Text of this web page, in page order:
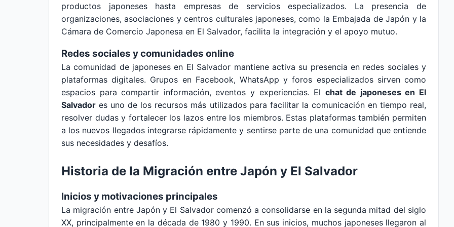
productos japoneses hasta empresas de servicios especializados. La presencia de
organizaciones, asociaciones y centros culturales japoneses, como la Embajada de Japón y la
Cámara de Comercio Japonesa en El Salvador, facilita la integración y el apoyo mutuo.
Redes sociales y comunidades online
La comunidad de japoneses en El Salvador mantiene activa su presencia en redes sociales y
plataformas digitales. Grupos en Facebook, WhatsApp y foros especializados sirven como
espacios para compartir información, eventos y experiencias. El chat de japoneses en El
Salvador es uno de los recursos más utilizados para facilitar la comunicación en tiempo real,
resolver dudas y fortalecer los lazos entre los miembros. Estas plataformas también permiten
a los nuevos llegados integrarse rápidamente y sentirse parte de una comunidad que entiende
sus necesidades y desafíos.
Historia de la Migración entre Japón y El Salvador
Inicios y motivaciones principales
La migración entre Japón y El Salvador comenzó a consolidarse en la segunda mitad del siglo
XX, principalmente en la década de 1980 y 1990. En sus inicios, muchos japoneses llegaron al